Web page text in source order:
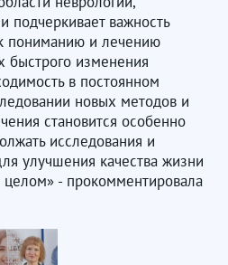
подчеркивает важность
пониманию и лечению
быстрого изменения
в постоянном
новых методов и
становится особенно
исследования и
улучшения качества жизни
- прокомментировала